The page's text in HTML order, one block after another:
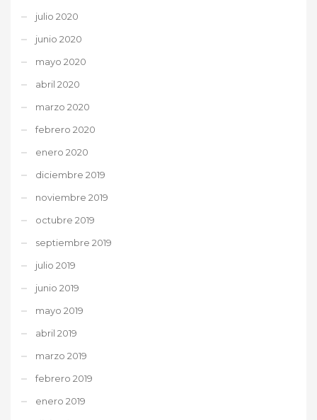
julio 2020
junio 2020
mayo 2020
abril 2020
marzo 2020
febrero 2020
enero 2020
diciembre 2019
noviembre 2019
octubre 2019
septiembre 2019
julio 2019
junio 2019
mayo 2019
abril 2019
marzo 2019
febrero 2019
enero 2019